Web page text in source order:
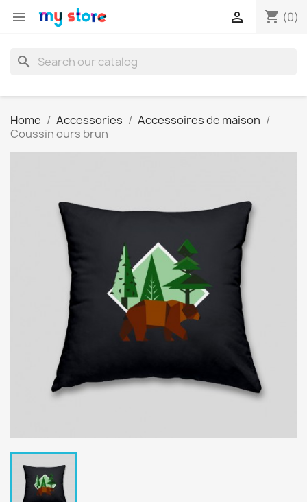
 shopping_cart (0)

search
Home Accessories
Accessoires de maison
Coussin ours brun